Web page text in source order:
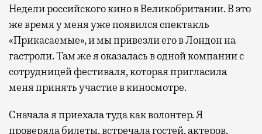
Недели российского кино в Великобритании. В это
же время у меня уже появился спектакль
«Прикасаемые», и мы привезли его в Лондон на
гастроли. Там же я оказалась в одной компании с
сотрудницей фестиваля, которая пригласила
меня принять участие в киносмотре.
Сначала я приехала туда как волонтер. Я
проверяла билеты, встречала гостей, актеров,